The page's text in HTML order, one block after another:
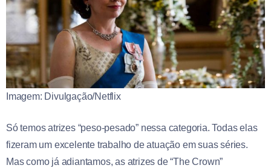
Imagem: Divulgação/Netflix
Só temos atrizes “peso-pesado” nessa categoria. Todas elas
fizeram um excelente trabalho de atuação em suas séries.
Mas como já adiantamos, as atrizes de “The Crown”